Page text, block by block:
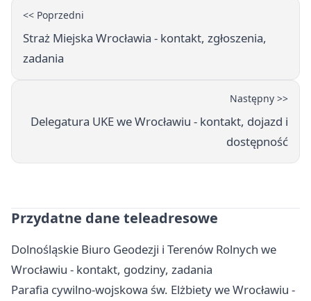
<< Poprzedni
Straż Miejska Wrocławia - kontakt, zgłoszenia,
zadania
Następny >>
Delegatura UKE we Wrocławiu - kontakt, dojazd i
dostępność
Przydatne dane teleadresowe
Dolnośląskie Biuro Geodezji i Terenów Rolnych we
Wrocławiu - kontakt, godziny, zadania
Parafia cywilno-wojskowa św. Elżbiety we Wrocławiu -